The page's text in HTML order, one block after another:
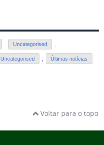
, Uncategorised ,
Uncategorised , Últimas notícias
Voltar para o topo